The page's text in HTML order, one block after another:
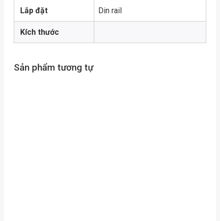
Lắp đặt Din rail
Kích thước
Sản phẩm tương tự